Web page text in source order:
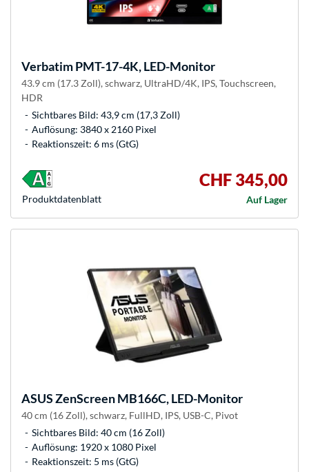
VerbatimPMT-17-4K, LED-Monitor
43.9 cm (17.3 Zoll), schwarz, UltraHD/4K, IPS, Touchscreen,
HDR
Sichtbares Bild: 43,9 cm (17,3 Zoll)
Auflösung: 3840 x 2160 Pixel
Reaktionszeit: 6 ms (GtG)
CHF 345,00
Auf Lager
Produkt­datenblatt
ASUSZenScreen MB166C, LED-Monitor
40 cm (16 Zoll), schwarz, FullHD, IPS, USB-C, Pivot
Sichtbares Bild: 40 cm (16 Zoll)
Auflösung: 1920 x 1080 Pixel
Reaktionszeit: 5 ms (GtG)